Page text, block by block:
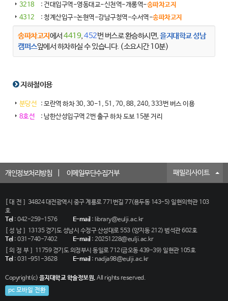
3218
: 건대입구역-영동대교-신천역-개롱역-송파차고지
4312
: 청계산입구-논현역-강남구청역-수서역-송파차고지
송파차고지에서 4419,452번 버스로 환승하시면,을지대학교 성남
캠퍼스앞에서 하차하실 수 있습니다. (소요시간 10분)
지하철이용
분당선 : 모란역 하차 30, 30-1, 51, 70, 88, 240, 333번 버스 이용
8호선
: 남한산성입구역 2번 출구 하차 도보 15분 거리
개인정보처리방침 이메일무단수집거부 패밀리사이트
[대전]
34824 대전광역시 중구 계룡로 771번길 77(용두동 143-5) 일현의학관 103
호
Tel: 042-259-1576 E-mail: library@eulji.ac.kr
[성남]
13135 경기도 성남시 수정구 산성대로 553 (양지동 212) 범석관 602호
Tel: 031-740-7402 E-mail: 20251228@eulji.ac.kr
[의정부]
11759 경기도 의정부시 동일로 712(금오동 439-39) 일현관 105호
Tel: 031-951-3628 E-mail: nadja98@eulji.ac.kr
Copyright(c) 을지대학교 학술정보원. All rights reserved.
pc 모바일 전환